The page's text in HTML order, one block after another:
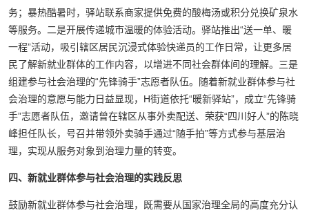
务；暴热酷暑时，驿站联系商家提供免费的酸梅汤或积分兑换矿泉水
等服务。二是开展传递城市温暖的体验活动。驿站推出“送一单、暖
一程”活动，吸引辖区居民沉浸式体验快递员的工作日常，让更多居
民了解新就业群体的工作内容，以增进不同社会群体间的理解。三是
组建参与社会治理的“先锋骑手”志愿者队伍。随着新就业群体参与社
会治理的意愿与能力日益显现，H街道依托“暖新驿站”，成立“先锋骑
手”志愿者队伍，邀请曾在辖区从事外卖配送、荣获“四川好人”的陈晓
峰担任队长，号召并带领外卖骑手通过“随手拍”等方式参与基层治
理，实现从服务对象到治理力量的转变。
四、新就业群体参与社会治理的实践反思
鼓励新就业群体参与社会治理，既需要从国家治理全局的高度充分认